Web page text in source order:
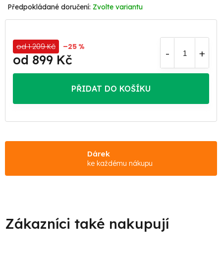
Zvolte variantu
od 1 209 Kč –25 %
od 899 Kč
PŘIDAT DO KOŠÍKU
Dárek
ke každému nákupu